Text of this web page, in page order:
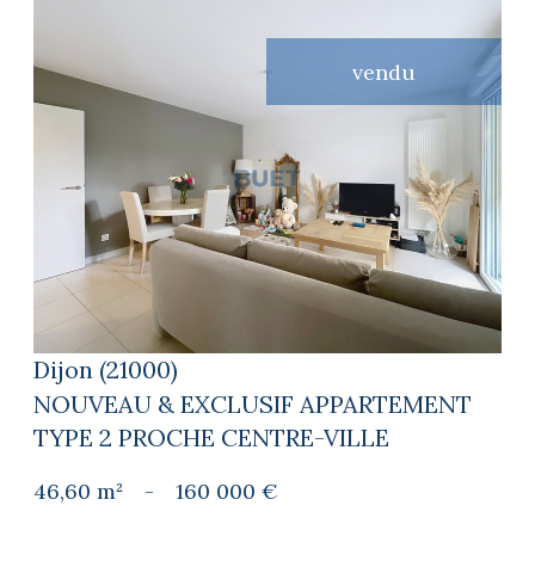
vendu
voir le bien
Dijon (21000)
NOUVEAU & EXCLUSIF APPARTEMENT
TYPE 2 PROCHE CENTRE-VILLE
46,60 m² - 160 000 €